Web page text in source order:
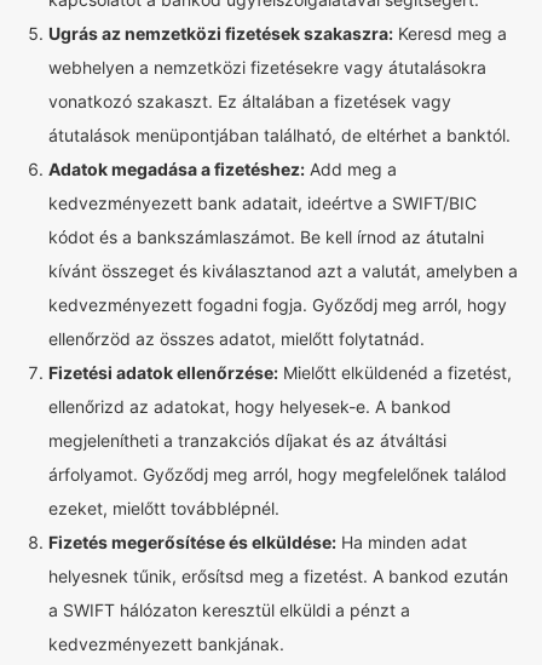
Ugrás az nemzetközi fizetések szakaszra: Keresd meg a
webhelyen a nemzetközi fizetésekre vagy átutalásokra
vonatkozó szakaszt. Ez általában a fizetések vagy
átutalások menüpontjában található, de eltérhet a banktól.
Adatok megadása a fizetéshez: Add meg a
kedvezményezett bank adatait, ideértve a SWIFT/BIC
kódot és a bankszámlaszámot. Be kell írnod az átutalni
kívánt összeget és kiválasztanod azt a valutát, amelyben a
kedvezményezett fogadni fogja. Győződj meg arról, hogy
ellenőrzöd az összes adatot, mielőtt folytatnád.
Fizetési adatok ellenőrzése: Mielőtt elküldenéd a fizetést,
ellenőrizd az adatokat, hogy helyesek-e. A bankod
megjelenítheti a tranzakciós díjakat és az átváltási
árfolyamot. Győződj meg arról, hogy megfelelőnek találod
ezeket, mielőtt továbblépnél.
Fizetés megerősítése és elküldése: Ha minden adat
helyesnek tűnik, erősítsd meg a fizetést. A bankod ezután
a SWIFT hálózaton keresztül elküldi a pénzt a
kedvezményezett bankjának.